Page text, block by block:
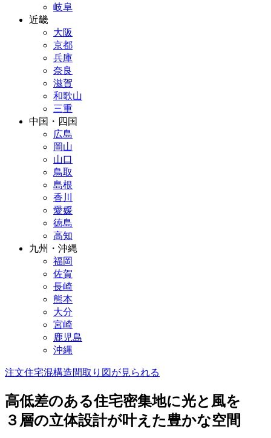
岐阜
近畿
大阪
京都
兵庫
奈良
滋賀
和歌山
三重
中国・四国
広島
岡山
山口
鳥取
島根
香川
愛媛
徳島
高知
九州・沖縄
福岡
佐賀
長崎
熊本
大分
宮崎
鹿児島
沖縄
注文住宅混構造間取り図が見られる
高低差のある住宅密集地に光と風を
３層の立体設計が叶えた豊かな空間